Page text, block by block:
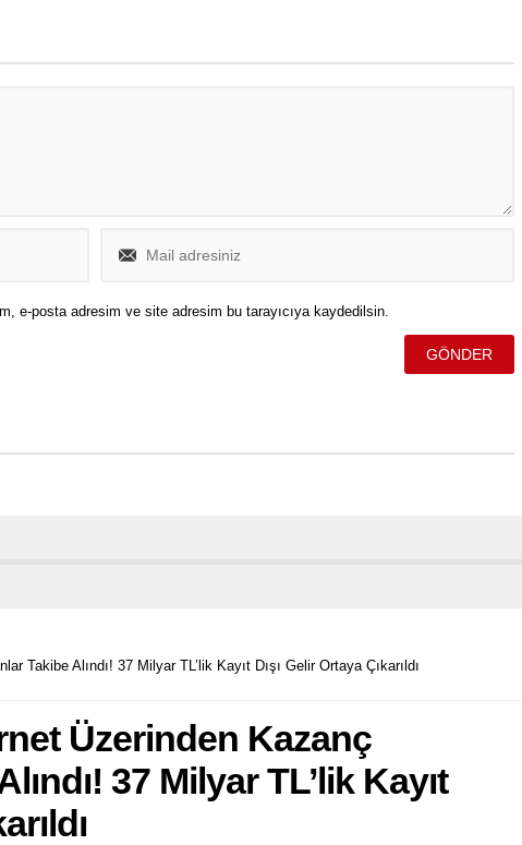
e-posta adresim ve site adresim bu tarayıcıya kaydedilsin.
Takibe Alındı! 37 Milyar TL’lik Kayıt Dışı Gelir Ortaya Çıkarıldı
Üzerinden Kazanç
37 Milyar TL’lik Kayıt